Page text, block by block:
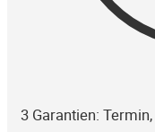
3 Garantien: